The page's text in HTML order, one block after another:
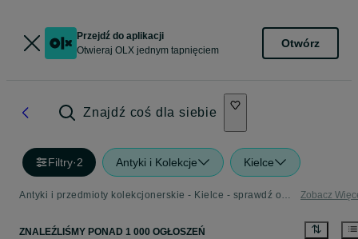
Przejdź do aplikacji
Otwieraj OLX jednym tapnięciem
Otwórz
Znajdź coś dla siebie
Filtry·2 Antyki i Kolekcje Kielce
Antyki i przedmioty kolekcjonerskie - Kielce - sprawdź ogłoszenia w Twojej okolicy Zobacz
ZNALEŹLIŚMY PONAD 1 000 OGŁOSZEŃ